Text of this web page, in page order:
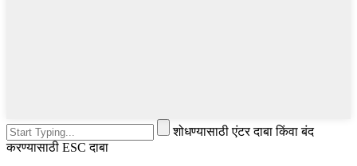
शोधण्यासाठी एंटर दाबा किंवा बंद
करण्यासाठी ESC दाबा